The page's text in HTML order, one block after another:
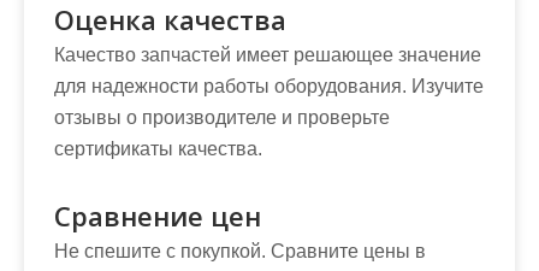
Оценка качества
Качество запчастей имеет решающее значение
для надежности работы оборудования. Изучите
отзывы о производителе и проверьте
сертификаты качества.
Сравнение цен
Не спешите с покупкой. Сравните цены в